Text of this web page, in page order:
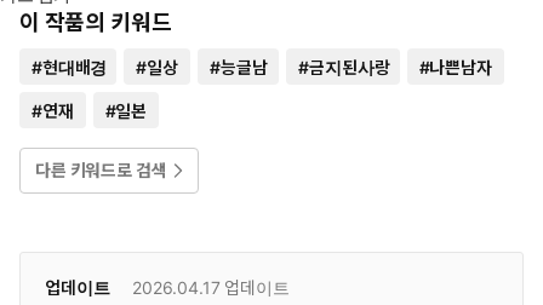
이 작품의 키워드
#현대배경 #일상 #능글남 #금지된사랑 #나쁜남자
#연재 #일본
다른 키워드로 검색
업데이트 2026.04.17업데이트